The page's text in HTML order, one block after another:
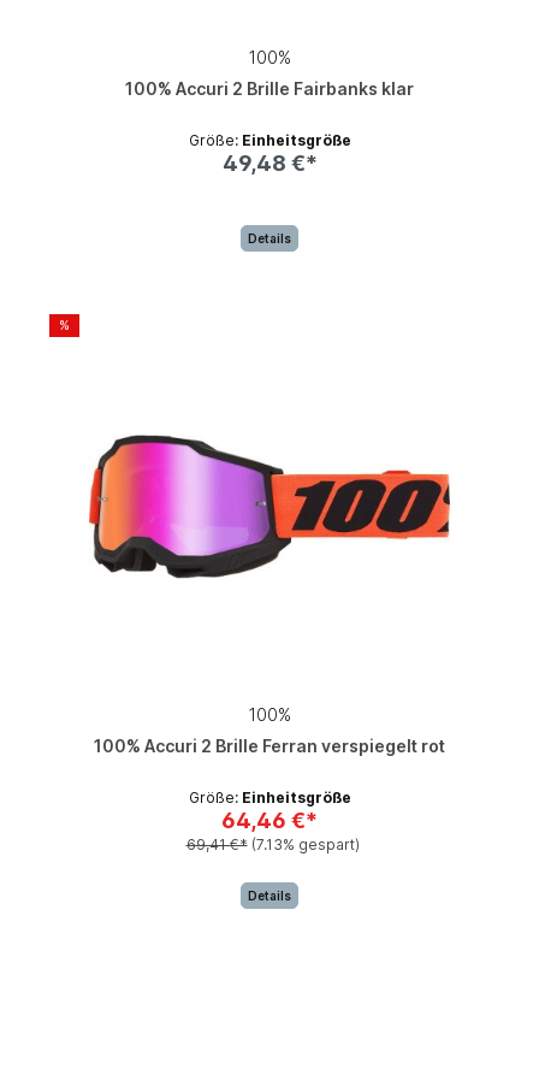
100%
100% Accuri 2 Brille Fairbanks klar
Größe: Einheitsgröße
49,48 €*
Details
%
100%
100% Accuri 2 Brille Ferran verspiegelt rot
Größe: Einheitsgröße
64,46 €*
69,41 €* (7.13% gespart)
Details